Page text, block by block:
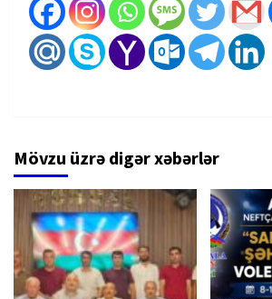
Mövzu üzrə digər xəbərlər